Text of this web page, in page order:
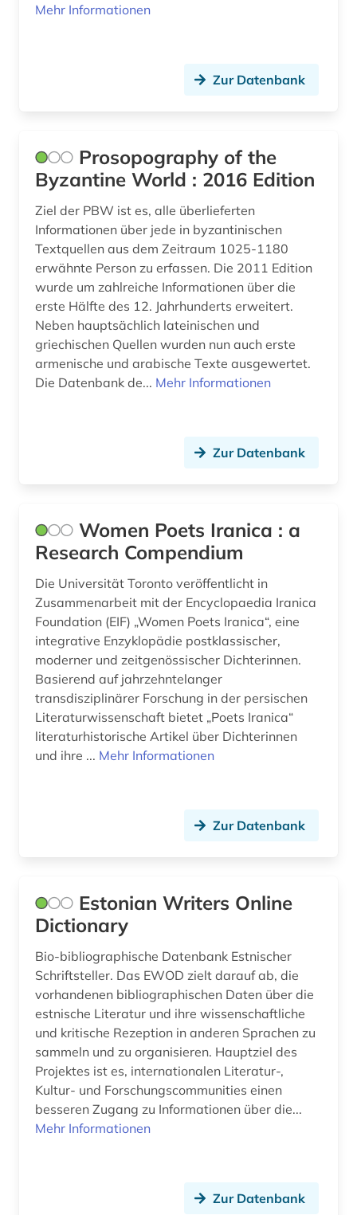
Mehr Informationen
Zur Datenbank
Prosopography of the
Byzantine World : 2016 Edition
Ziel der PBW ist es, alle überlieferten
Informationen über jede in byzantinischen
Textquellen aus dem Zeitraum 1025-1180
erwähnte Person zu erfassen. Die 2011 Edition
wurde um zahlreiche Informationen über die
erste Hälfte des 12. Jahrhunderts erweitert.
Neben hauptsächlich lateinischen und
griechischen Quellen wurden nun auch erste
armenische und arabische Texte ausgewertet.
Die Datenbank de... Mehr Informationen
Zur Datenbank
Women Poets Iranica : a
Research Compendium
Die Universität Toronto veröffentlicht in
Zusammenarbeit mit der Encyclopaedia Iranica
Foundation (EIF) „Women Poets Iranica“, eine
integrative Enzyklopädie postklassischer,
moderner und zeitgenössischer Dichterinnen.
Basierend auf jahrzehntelanger
transdisziplinärer Forschung in der persischen
Literaturwissenschaft bietet „Poets Iranica“
literaturhistorische Artikel über Dichterinnen
und ihre ... Mehr Informationen
Zur Datenbank
Estonian Writers Online
Dictionary
Bio-bibliographische Datenbank Estnischer
Schriftsteller. Das EWOD zielt darauf ab, die
vorhandenen bibliographischen Daten über die
estnische Literatur und ihre wissenschaftliche
und kritische Rezeption in anderen Sprachen zu
sammeln und zu organisieren. Hauptziel des
Projektes ist es, internationalen Literatur-,
Kultur- und Forschungscommunities einen
besseren Zugang zu Informationen über die...
Mehr Informationen
Zur Datenbank